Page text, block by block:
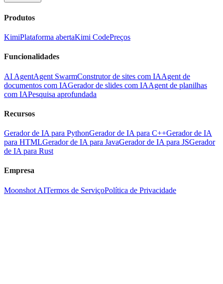
Produtos
KimiPlataforma abertaKimi CodePreços
Funcionalidades
AI AgentAgent SwarmConstrutor de sites com IAAgent de
documentos com IAGerador de slides com IAAgent de planilhas
com IAPesquisa aprofundada
Recursos
Gerador de IA para PythonGerador de IA para C++Gerador de IA
para HTMLGerador de IA para JavaGerador de IA para JSGerador
de IA para Rust
Empresa
Moonshot AITermos de ServiçoPolítica de Privacidade